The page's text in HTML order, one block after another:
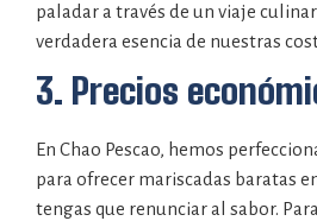
paladar a través de un viaje
verdadera esencia de nuestras
3. Precios
En Chao Pescao, hemos
para ofrecer mariscadas baratas
tengas que renunciar al sabor.